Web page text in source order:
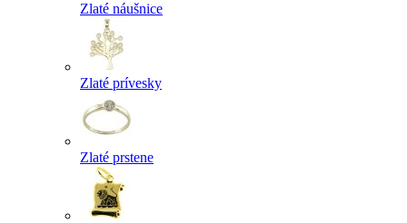
Zlaté náušnice
Zlaté prívesky
Zlaté prstene